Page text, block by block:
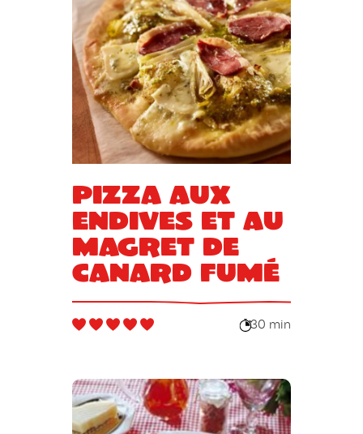
Pizza aux
endives et au
magret de
canard fumé
30 min